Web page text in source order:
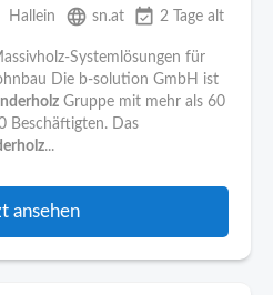
Hallein language sn.at event_available 2 Tage alt
Systemlösungen für
Die b-solution GmbH ist
Gruppe mit mehr als 60
Beschäftigten. Das
...
ansehen